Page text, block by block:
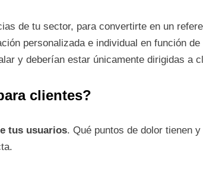
de tu sector, para convertirte en un
personalizada e individual en función
y deberían estar únicamente dirigidas a
clientes?
tus usuarios. Qué puntos de dolor tienen